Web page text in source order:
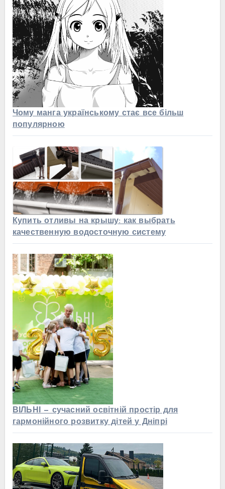
Чому манга українському стає все більш
популярною
Купить отливы на крышу: как выбрать
качественную водосточную систему
ВІЛЬНІ — сучасний освітній простір для
гармонійного розвитку дітей у Дніпрі